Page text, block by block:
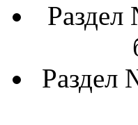
Раздел